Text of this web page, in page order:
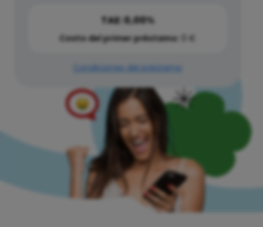
TAE: 0,00%
Costo del primer préstamo: 0 €
Condiciones del préstamo